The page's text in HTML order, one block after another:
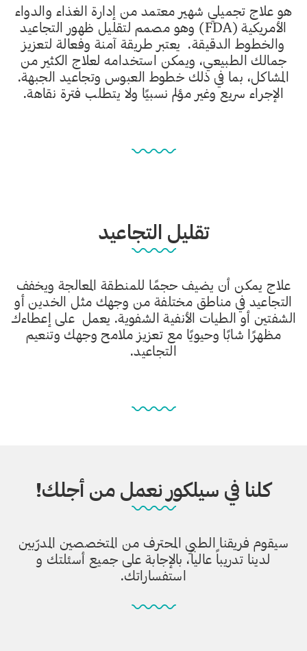
هو علاج تجميلي شهير معتمد من إدارة الغذاء والدواء
الأمريكية (FDA) وهو مصمم لتقليل ظهور التجاعيد
والخطوط الدقيقة. يعتبر طريقة آمنة وفعالة لتعزيز
جمالك الطبيعي، ويمكن استخدامه لعلاج الكثير من
المشاكل، بما في ذلك خطوط العبوس وتجاعيد الجبهة.
الإجراء سريع وغير مؤلم نسبيًا ولا يتطلب فترة نقاهة.
تقليل التجاعيد
علاج يمكن أن يضيف حجمًا للمنطقة المعالجة ويخفف
التجاعيد في مناطق مختلفة من وجهك مثل الخدين أو
الشفتين أو الطيات الأنفية الشفوية. يعمل على إعطاءك
مظهرًا شابًا وحيويًا مع تعزيز ملامح وجهك وتنعيم
التجاعيد.
كلنا في سيلكور نعمل من أجلك!
سيقوم فريقنا الطبي المحترف من المتخصصين المدرّبين
لدينا تدريباً عالياً، بالإجابة على جميع أسئلتك و
استفساراتك.